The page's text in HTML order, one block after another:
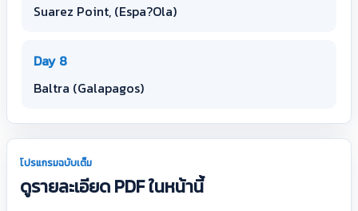
Suarez Point, (Espa?Ola)
Day 8
Baltra (Galapagos)
โปรแกรมฉบับเต็ม
ดูรายละเอียด PDF ในหน้านี้